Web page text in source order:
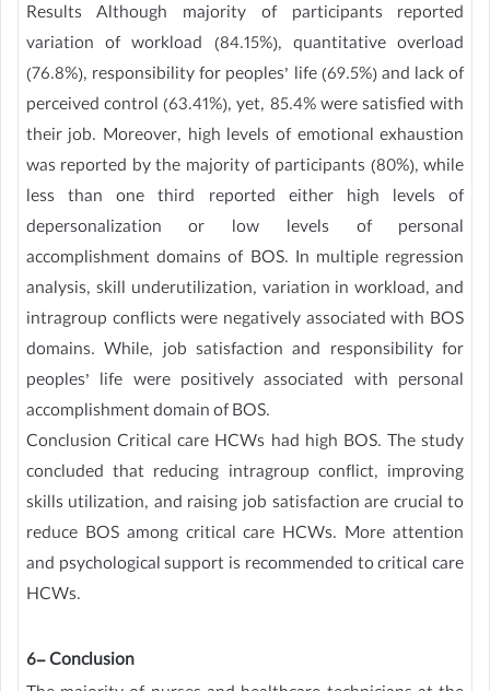
Results Although majority of participants reported
variation of workload (84.15%), quantitative overload
(76.8%), responsibility for peoples’ life (69.5%) and lack of
perceived control (63.41%), yet, 85.4% were satisfied with
their job. Moreover, high levels of emotional exhaustion
was reported by the majority of participants (80%), while
less than one third reported either high levels of
depersonalization or low levels of personal
accomplishment domains of BOS. In multiple regression
analysis, skill underutilization, variation in workload, and
intragroup conflicts were negatively associated with BOS
domains. While, job satisfaction and responsibility for
peoples’ life were positively associated with personal
accomplishment domain of BOS.
Conclusion Critical care HCWs had high BOS. The study
concluded that reducing intragroup conflict, improving
skills utilization, and raising job satisfaction are crucial to
reduce BOS among critical care HCWs. More attention
and psychological support is recommended to critical care
HCWs.
6- Conclusion